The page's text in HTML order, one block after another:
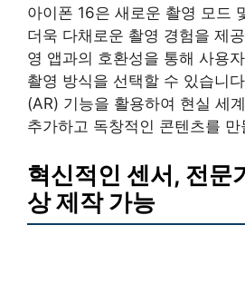
아이폰 16은 새로운 촬영 모드
더욱 다채로운 촬영 경험을 제
영 앱과의 호환성을 통해 사용
촬영 방식을 선택할 수 있습니
(AR) 기능을 활용하여 현실 세
추가하고 독창적인 콘텐츠를
혁신적인 센서, 전문
상 제작 가능